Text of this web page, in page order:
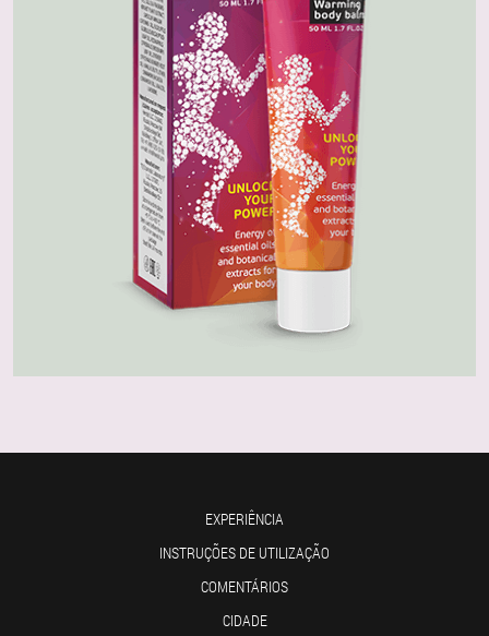
EXPERIÊNCIA
INSTRUÇÕES DE UTILIZAÇÃO
COMENTÁRIOS
CIDADE